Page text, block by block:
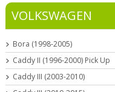
VOLKSWAGEN
Bora (1998-2005)
Caddy II (1996-2000) Pick Up
Caddy III (2003-2010)